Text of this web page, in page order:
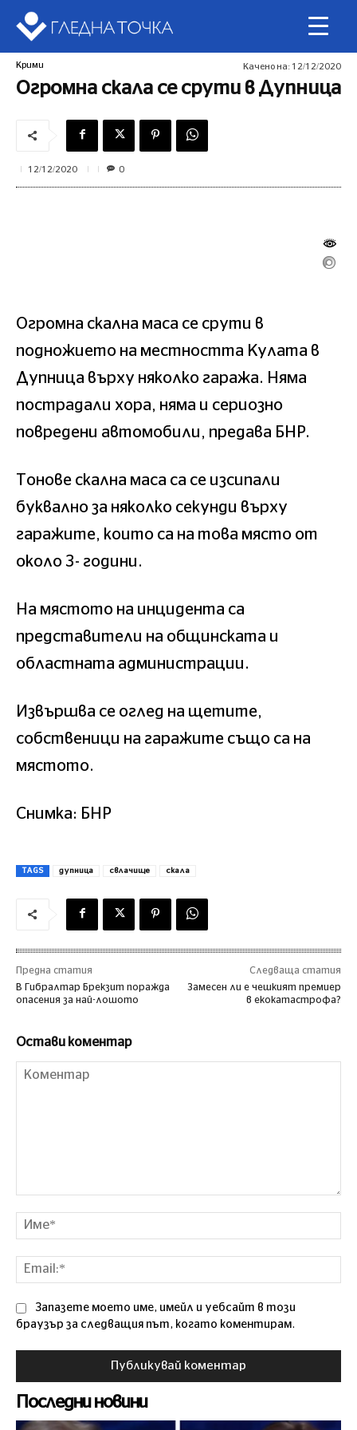
Крими Качено на: 12/12/2020
Огромна скала се срути в Дупница
12/12/2020 0
Огромна скална маса се срути в
подножието на местността Кулата в
Дупница върху няколко гаража. Няма
пострадали хора, няма и сериозно
повредени автомобили, предава БНР.
Тонове скална маса са се изсипали
буквално за няколко секунди върху
гаражите, които са на това място от
около 3- години.
На мястото на инцидента са
представители на общинската и
областната администрации.
Извършва се оглед на щетите,
собственици на гаражите също са на
мястото.
Снимка: БНР
TAGS дупница свлачище скала
Предна статия
В Гибралтар Брекзит поражда
опасения за най-лошото
Следваща статия
Замесен ли е чешкият премиер
в екокатастрофа?
Остави коментар
Запазете моето име, имейл и уебсайт в този
браузър за следващия път, когато коментирам.
Последни новини